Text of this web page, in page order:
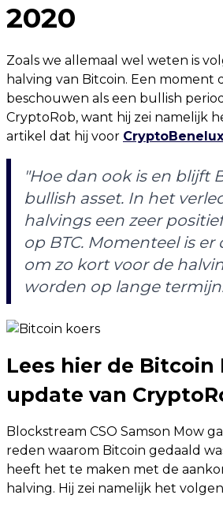
2020
Zoals we allemaal wel weten is
halving van Bitcoin. Een moment
beschouwen als een bullish
CryptoRob, want hij zei namelijk
artikel dat hij voor CryptoBenelux
"Hoe dan ook is en blijft
bullish asset. In het
halvings een zeer
op BTC. Momenteel is
om zo kort voor de
worden op lange termijn.
Lees hier de Bitcoin
update van
Blockstream CSO Samson Mow
reden waarom Bitcoin gedaald
heeft het te maken met de
halving. Hij zei namelijk het